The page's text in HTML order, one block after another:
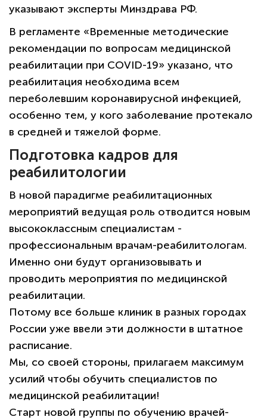
указывают эксперты Минздрава РФ.
В регламенте «Временные методические
рекомендации по вопросам медицинской
реабилитации при COVID-19» указано, что
реабилитация необходима всем
переболевшим коронавирусной инфекцией,
особенно тем, у кого заболевание протекало
в средней и тяжелой форме.
Подготовка кадров для
реабилитологии
В новой парадигме реабилитационных
мероприятий ведущая роль отводится новым
высококлассным специалистам -
профессиональным врачам-реабилитологам.
Именно они будут организовывать и
проводить мероприятия по медицинской
реабилитации.
Потому все больше клиник в разных городах
России уже ввели эти должности в штатное
расписание.
Мы, со своей стороны, прилагаем максимум
усилий чтобы обучить специалистов по
медицинской реабилитации!
Старт новой группы по обучению врачей-